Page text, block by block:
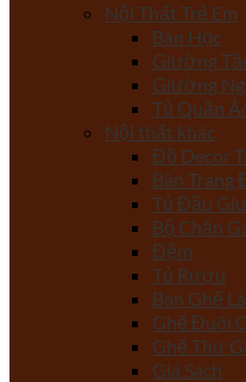
Nội Thất Trẻ Em
Bàn Học
Giường
Giường
Tủ Quần
Nội thất khác
Đồ Decor
Bàn Trang
Tủ Đầu
Bộ Chăn
Đệm
Tủ Rượu
Bàn Ghế
Ghế Đuôi
Ghế Thư
Giá Sách